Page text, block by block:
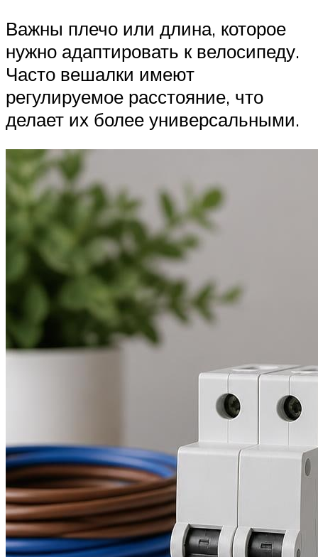
Важны плечо или длина, которое
нужно адаптировать к велосипеду.
Часто вешалки имеют
регулируемое расстояние, что
делает их более универсальными.